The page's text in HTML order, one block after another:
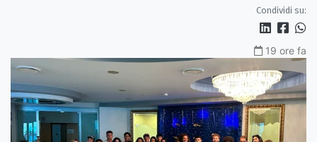
Condividi su:
19 ore fa